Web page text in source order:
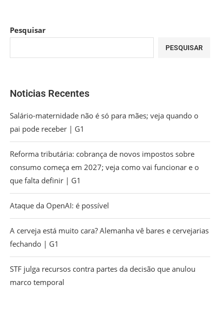
Pesquisar
PESQUISAR
Noticias Recentes
Salário-maternidade não é só para mães; veja quando o
pai pode receber | G1
Reforma tributária: cobrança de novos impostos sobre
consumo começa em 2027; veja como vai funcionar e o
que falta definir | G1
Ataque da OpenAI: é possível
A cerveja está muito cara? Alemanha vê bares e cervejarias
fechando | G1
STF julga recursos contra partes da decisão que anulou
marco temporal